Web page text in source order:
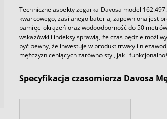
Techniczne aspekty zegarka Davosa model
kwarcowego, zasilanego baterią, zapewniona jest
pamięci okrążeń oraz wodoodporność do 50
wskazówki i indeksy sprawią, że czas będzie
być pewny, że inwestuje w produkt trwały i
mężczyzn ceniących zarówno styl, jak i
Specyfikacja czasomierza Davosa